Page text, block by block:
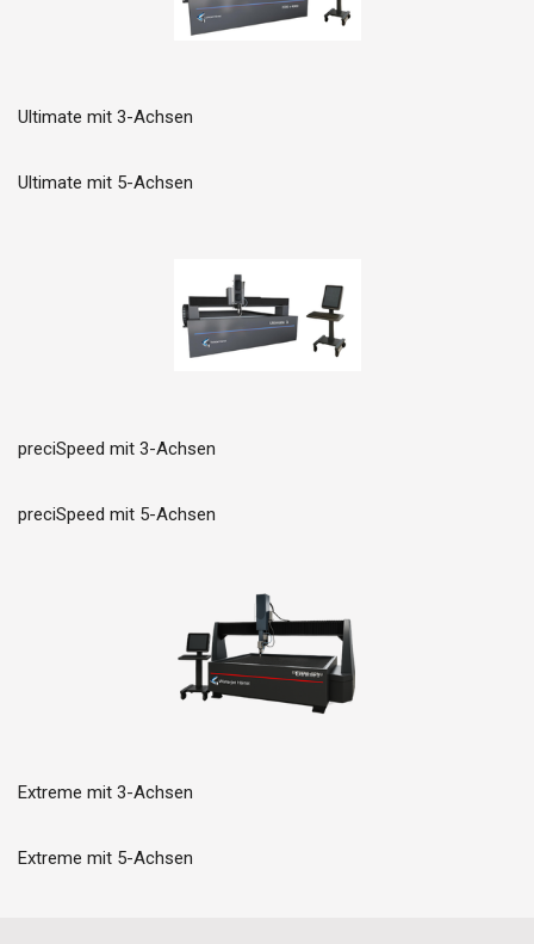
Ultimate mit 3-Achsen
Ultimate mit 5-Achsen
preciSpeed mit 3-Achsen
preciSpeed mit 5-Achsen
Extreme mit 3-Achsen
Extreme mit 5-Achsen